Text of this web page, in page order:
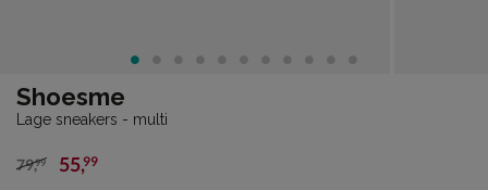
Shoesme
Lage sneakers - multi
van € 79,99 voor € 55,99
79,99 55,99